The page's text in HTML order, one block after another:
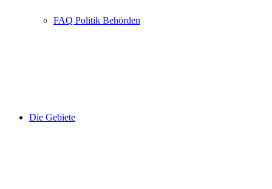
FAQ Politik Behörden
Die Gebiete